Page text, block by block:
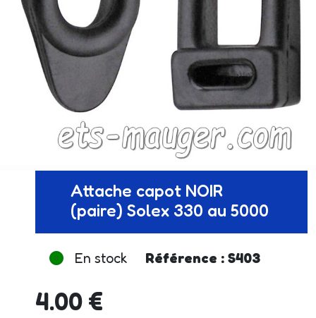
Attache capot NOIR
(paire) Solex 330 au 5000
En stock Référence : S403
4.00 €